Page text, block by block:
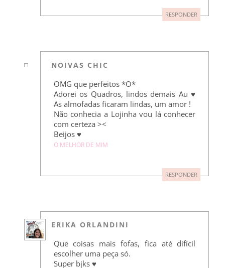
RESPONDER
NOIVAS CHIC
OMG que perfeitos *O*
Adorei os Quadros, lindos demais Au ♥
As almofadas ficaram lindas, um amor !
Não conhecia a Lojinha vou lá conhecer
com certeza ><
Beijos ♥
O MELHOR DE MIM
RESPONDER
ERIKA ORLANDINI
Que coisas mais fofas, fica até difícil
escolher uma peça só.
Super bjks ♥